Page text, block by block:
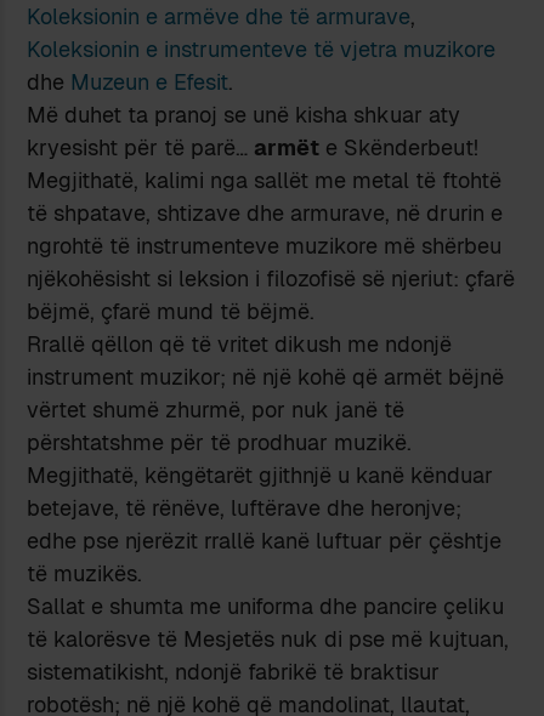
Koleksionin e armëve dhe të armurave,
Koleksionin e instrumenteve të vjetra muzikore
dhe Muzeun e Efesit.
Më duhet ta pranoj se unë kisha shkuar aty
kryesisht për të parë… armët e Skënderbeut!
Megjithatë, kalimi nga sallët me metal të ftohtë
të shpatave, shtizave dhe armurave, në drurin e
ngrohtë të instrumenteve muzikore më shërbeu
njëkohësisht si leksion i filozofisë së njeriut: çfarë
bëjmë, çfarë mund të bëjmë.
Rrallë qëllon që të vritet dikush me ndonjë
instrument muzikor; në një kohë që armët bëjnë
vërtet shumë zhurmë, por nuk janë të
përshtatshme për të prodhuar muzikë.
Megjithatë, këngëtarët gjithnjë u kanë kënduar
betejave, të rënëve, luftërave dhe heronjve;
edhe pse njerëzit rrallë kanë luftuar për çështje
të muzikës.
Sallat e shumta me uniforma dhe pancire çeliku
të kalorësve të Mesjetës nuk di pse më kujtuan,
sistematikisht, ndonjë fabrikë të braktisur
robotësh; në një kohë që mandolinat, llautat,